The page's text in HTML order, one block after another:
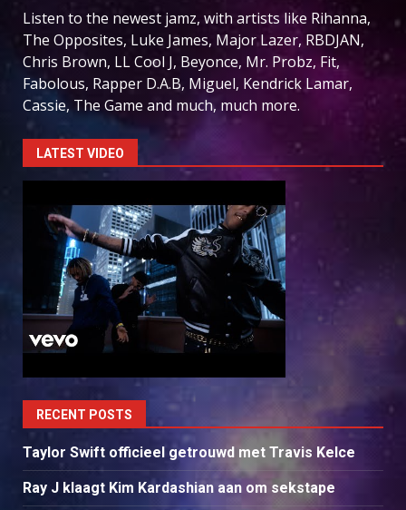
Listen to the newest jamz, with artists like Rihanna,
The Opposites, Luke James, Major Lazer, RBDJAN,
Chris Brown, LL Cool J, Beyonce, Mr. Probz, Fit,
Fabolous, Rapper D.A.B, Miguel, Kendrick Lamar,
Cassie, The Game and much, much more.
LATEST VIDEO
RECENT POSTS
Taylor Swift officieel getrouwd met Travis Kelce
Ray J klaagt Kim Kardashian aan om sekstape